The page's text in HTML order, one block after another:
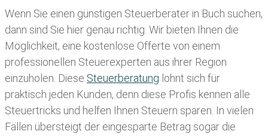
Wenn Sie einen günstigen Steuerberater in Buch suchen,
dann sind Sie hier genau richtig. Wir bieten Ihnen die
Möglichkeit, eine kostenlose Offerte von einem
professionellen Steuerexperten aus ihrer Region
einzuholen. Diese Steuerberatung lohnt sich für
praktisch jeden Kunden, denn diese Profis kennen alle
Steuertricks und helfen Ihnen Steuern sparen. In vielen
Fällen übersteigt der eingesparte Betrag sogar die